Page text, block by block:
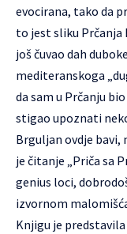
evocirana, tako da
to jest sliku Prčanja
još čuvao dah
mediteranskoga
da sam u Prčanju
stigao upoznati
Brguljan ovdje bavi,
je čitanje „Priča sa
genius loci,
izvornom
Knjigu je